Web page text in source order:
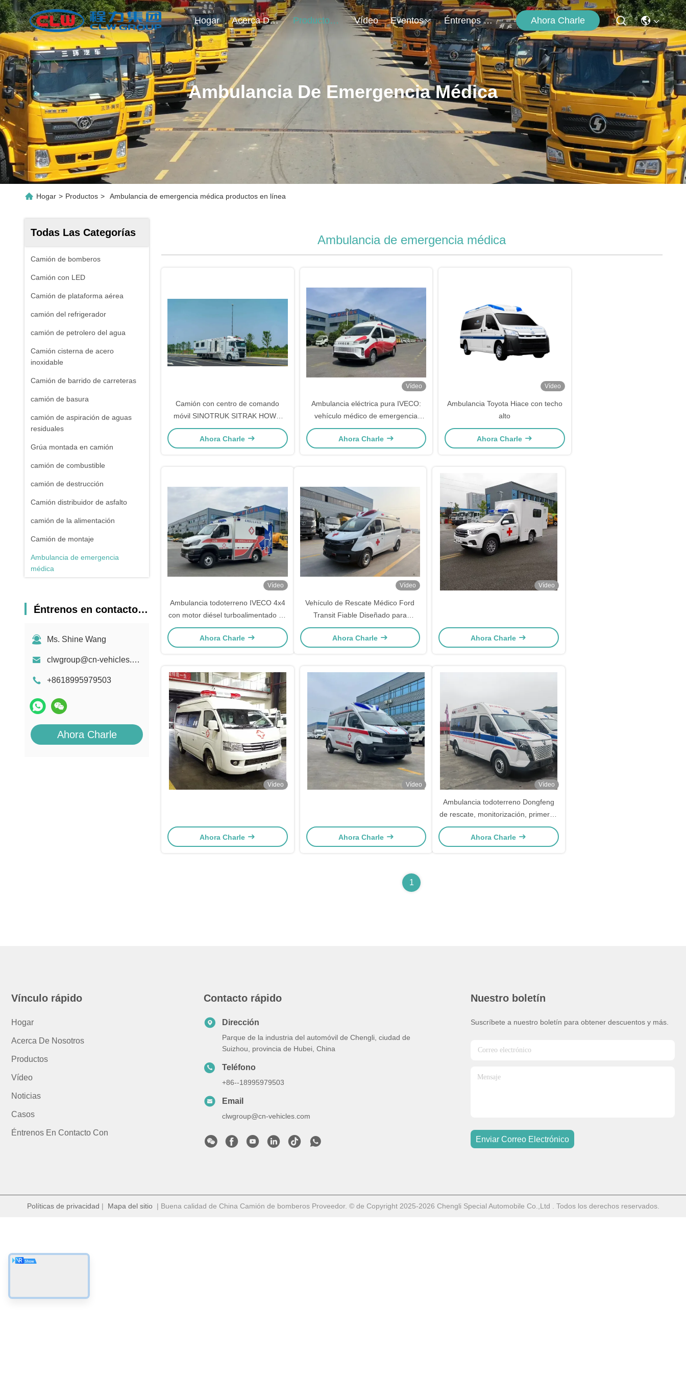
Hogar Acerca De Nosotros Productos Vídeo Eventos Éntrenos En Contacto Con Ahora Charle
Ambulancia De Emergencia Médica
Hogar > Productos > Ambulancia de emergencia médica productos en línea
Todas Las Categorías
Camión de bomberos
Camión con LED
Camión de plataforma aérea
camión del refrigerador
camión de petrolero del agua
Camión cisterna de acero
inoxidable
Camión de barrido de carreteras
camión de basura
camión de aspiración de aguas
residuales
Grúa montada en camión
camión de combustible
camión de destrucción
Camión distribuidor de asfalto
camión de la alimentación
Camión de montaje
Ambulancia de emergencia
médica
Éntrenos en contacto con
Ms. Shine Wang
clwgroup@cn-vehicles.com
+8618995979503
Ahora Charle
Ambulancia de emergencia médica
Camión con centro de comando
móvil SINOTRUK SITRAK HOWO
6x4 con sala de control de
expansión de doble lado
Ahora Charle
Vídeo
Ambulancia eléctrica pura IVECO:
vehículo médico de emergencia
premium con cero emisiones
Ahora Charle
Vídeo
Ambulancia Toyota Hiace con techo
alto
Ahora Charle
Vídeo
Ambulancia todoterreno IVECO 4x4
con motor diésel turboalimentado de
alto par y MMA de 4490 kg para
vehículo médico de emergencia
Ahora Charle
Vídeo
Vehículo de Rescate Médico Ford
Transit Fiable Diseñado para
Respuesta Rápida de Emergencias y
Servicios de Transporte de
Ahora Charle
Vídeo
Ahora Charle
Vídeo
Ahora Charle
Vídeo
Ahora Charle
Vídeo
Ambulancia todoterreno Dongfeng
de rescate, monitorización, primeros
auxilios, UCI y traslado
Ahora Charle
1
Vínculo rápido
Hogar
Acerca De Nosotros
Productos
Vídeo
Noticias
Casos
Éntrenos En Contacto Con
Contacto rápido
Dirección
Parque de la industria del automóvil de Chengli, ciudad de
Suizhou, provincia de Hubei, China
Teléfono
+86--18995979503
Email
clwgroup@cn-vehicles.com
Nuestro boletín
Suscríbete a nuestro boletín para obtener descuentos y más.
Enviar Correo Electrónico
Políticas de privacidad | Mapa del sitio| Buena calidad de China Camión de bomberos Proveedor. © de Copyright 2025-2026 Chengli Special Automobile Co.,Ltd . Todos los derechos reservados.